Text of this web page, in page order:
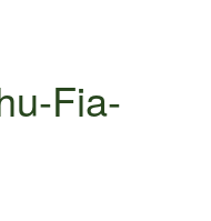
Fia-